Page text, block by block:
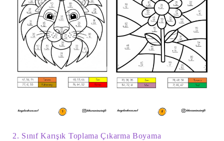
2. Sınıf Karışık Toplama Çıkarma Boyama